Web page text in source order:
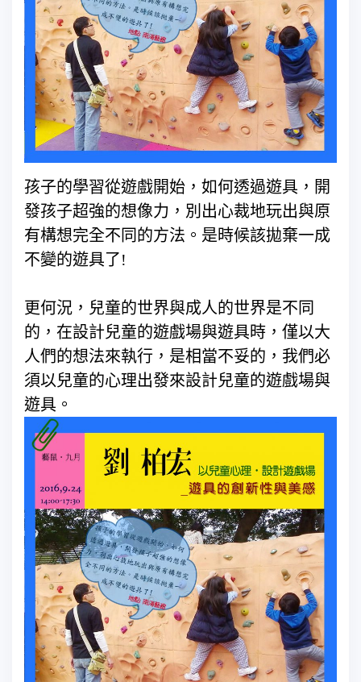
孩子的學習從遊戲開始，如何透過遊具，開
發孩子超強的想像力，別出心裁地玩出與原
有構想完全不同的方法。是時候該拋棄一成
不變的遊具了!
更何況，兒童的世界與成人的世界是不同
的，在設計兒童的遊戲場與遊具時，僅以大
人們的想法來執行，是相當不妥的，我們必
須以兒童的心理出發來設計兒童的遊戲場與
遊具。